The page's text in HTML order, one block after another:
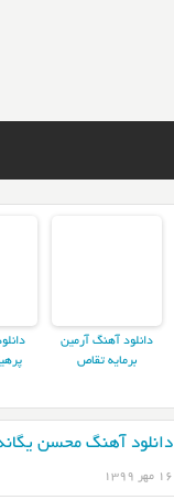
دانلود آهنگ آرمین
برمایه تقاص
دانلود آهنگ محسن
۱۶ مهر ۱۳۹۹